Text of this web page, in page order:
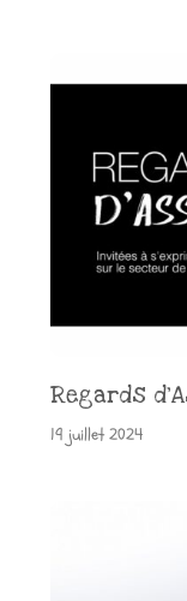
Regards
19 juillet 2024